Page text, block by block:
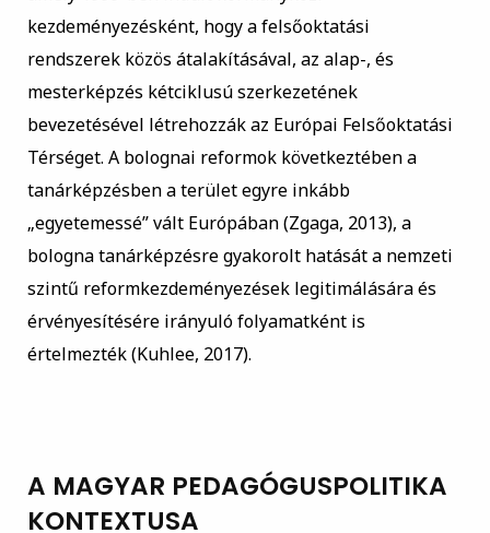
kezdeményezésként, hogy a felsőoktatási
rendszerek közös átalakításával, az alap-, és
mesterképzés kétciklusú szerkezetének
bevezetésével létrehozzák az Európai Felsőoktatási
Térséget. A bolognai reformok következtében a
tanárképzésben a terület egyre inkább
„egyetemessé” vált Európában (Zgaga, 2013), a
bologna tanárképzésre gyakorolt hatását a nemzeti
szintű reformkezdeményezések legitimálására és
érvényesítésére irányuló folyamatként is
értelmezték (Kuhlee, 2017).
A MAGYAR PEDAGÓGUSPOLITIKA
KONTEXTUSA